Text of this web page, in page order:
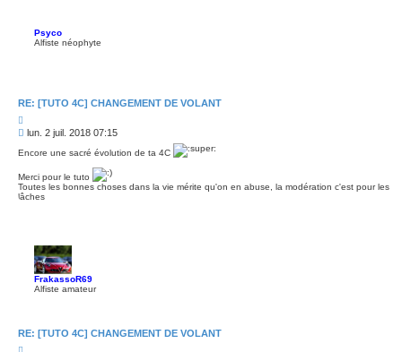
Psyco
Alfiste néophyte
RE: [TUTO 4C] CHANGEMENT DE VOLANT
i
t
r
M
s
a
g
lun. 2 juil. 2018 07:15
Encore une sacré évolution de ta 4C
Merci pour le tuto
Toutes les bonnes choses dans la vie mérite qu'on en abuse, la modération c'est pour les
lâches
FrakassoR69
Alfiste amateur
RE: [TUTO 4C] CHANGEMENT DE VOLANT